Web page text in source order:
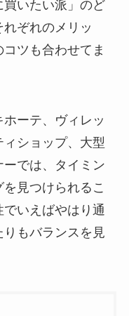
いたい派」のど
ぞれのメリッ
ツも合わせてま
ーテ、ヴィレッ
ショップ、大型
では、タイミン
見つけられるこ
いえばやはり通
もバランスを見